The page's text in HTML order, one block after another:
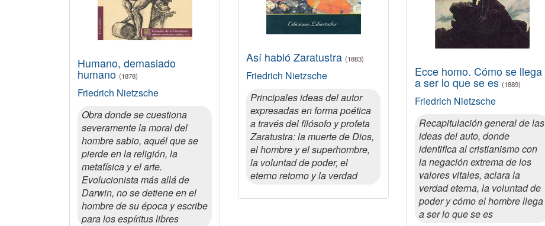
Humano, demasiado
humano(1878)
Friedrich Nietzsche
Obra donde se cuestiona
severamente la moral del
hombre sabio, aquél que se
pierde en la religión, la
metafísica y el arte.
Evolucionista más allá de
Darwin, no se detiene en el
hombre de su época y escribe
para los espíritus libres
Así habló Zaratustra (1883)
Friedrich Nietzsche
Principales ideas del autor
expresadas en forma poética
a través del filósofo y profeta
Zaratustra: la muerte de Dios,
el hombre y el superhombre,
la voluntad de poder, el
eterno retorno y la verdad
Ecce homo. Cómo se llega
a ser lo que se es (1889)
Friedrich Nietzsche
Recapitulación general de las
ideas del auto, donde
identifica al cristianismo con
la negación extrema de los
valores vitales, aclara la
verdad eterna, la voluntad de
poder y cómo el hombre llega
a ser lo que se es